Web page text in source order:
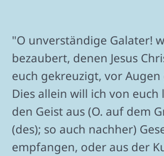
"O unverständige Galater!
bezaubert, denen Jesus
euch gekreuzigt, vor
Dies allein will ich von
den Geist aus (O. auf dem
(des); so auch nachher)
empfangen, oder aus der